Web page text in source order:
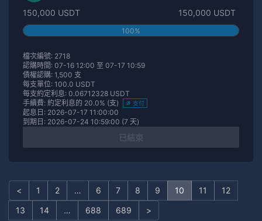
150,000 USDT 150,000 USDT
100%
檔次編號: 2718
認購時間: 07-16 12:00 至 07-17 10:59
債權認購: 1,500 支
每支單位: 100.0 USDT
每支約定利息: 0.06712328 USDT
手續費: 約定利息的 20.0% (支)
支付
起息日: 2026-07-17 11:00:00
到期日: 2026-07-24 10:59:00 (7 天)
< 1 2 … 6 7 8 9 10 11
12
13
14 … 688 689 >